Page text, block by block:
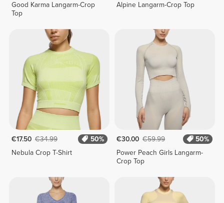
Good Karma Langarm-Crop
Top
Alpine Langarm-Crop Top
€17.50 €34.99
50%
Nebula Crop T-Shirt
€30.00 €59.99
50%
Power Peach Girls Langarm-
Crop Top